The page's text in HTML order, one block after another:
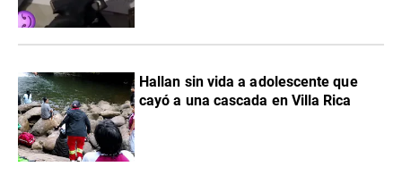
Hallan sin vida a adolescente que
cayó a una cascada en Villa Rica